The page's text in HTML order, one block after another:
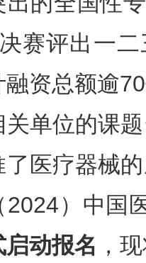
赛评出一
融资总额逾
关单位的课
了医疗器械
2024）中国
启动报名 ，